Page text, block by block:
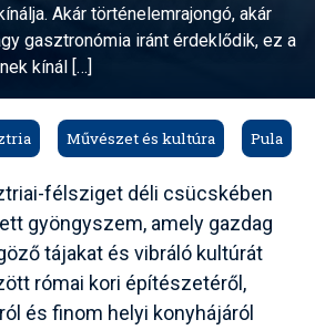
Akár történelemrajongó, akár
gasztronómia iránt érdeklődik, ez a
kínál […]
Művészet és kultúra Pula
félsziget déli csücskében
gyöngyszem, amely gazdag
tájakat és vibráló kultúrát
római kori építészetéről,
és finom helyi konyhájáról